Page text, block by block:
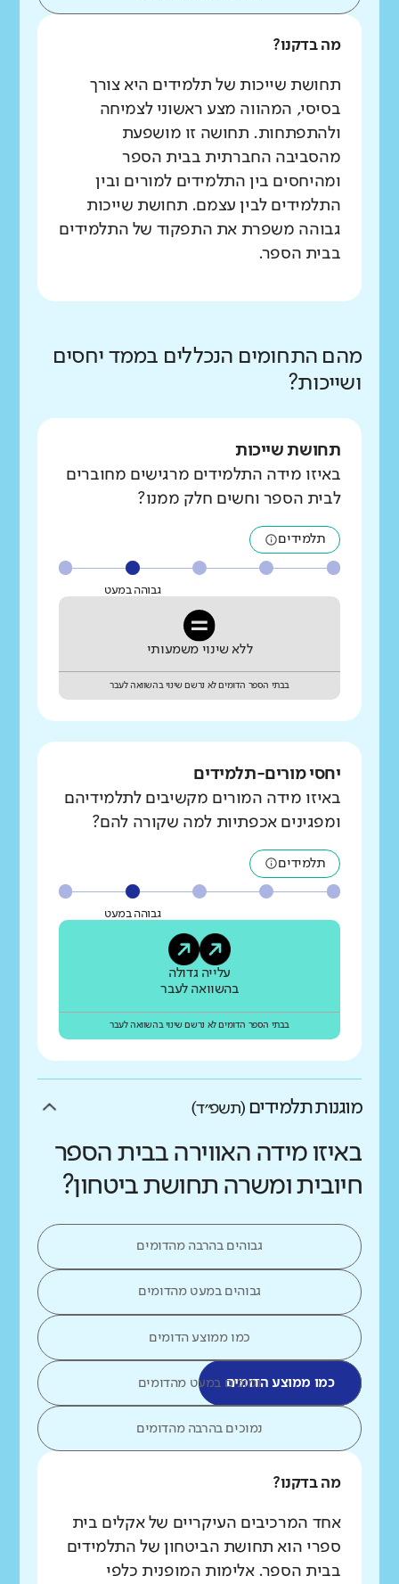
מה בדקנו?
תחושת שייכות של תלמידים היא צורך
בסיסי, המהווה מצע ראשוני לצמיחה
ולהתפתחות. תחושה זו מושפעת
מהסביבה החברתית בבית הספר
ומהיחסים בין התלמידים למורים ובין
התלמידים לבין עצמם. תחושת שייכות
גבוהה משפרת את התפקוד של התלמידים
בבית הספר.
מהם התחומים הנכללים בממד יחסים
ושייכות?
תחושת שייכות
באיזו מידה התלמידים מרגישים מחוברים
לבית הספר וחשים חלק ממנו?
תלמידים
גבוהה במעט
ללא שינוי משמעותי
בבתי הספר הדומים לא נרשם שינוי בהשוואה לעבר
יחסי מורים-תלמידים
באיזו מידה המורים מקשיבים לתלמידיהם
ומפגינים אכפתיות למה שקורה להם?
תלמידים
גבוהה במעט
עלייה גדולה
בהשוואה לעבר
בבתי הספר הדומים לא נרשם שינוי בהשוואה לעבר
מוגנות תלמידים (תשפ״ד)
באיזו מידה האווירה בבית הספר
חיובית ומשרה תחושת ביטחון?
גבוהים בהרבה מהדומים
גבוהים במעט מהדומים
כמו ממוצע הדומים
כמו ממוצע הדומיםנמוכים במעט מהדומים
נמוכים בהרבה מהדומים
מה בדקנו?
אחד המרכיבים העיקריים של אקלים בית
ספרי הוא תחושת הביטחון של התלמידים
בבית הספר. אלימות המופנית כלפי